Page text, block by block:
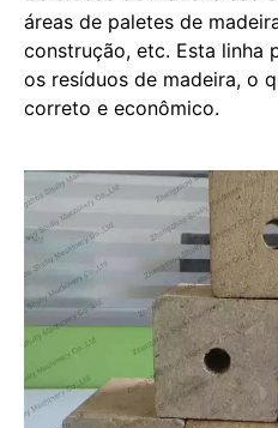
áreas de paletes de
construção, etc. Esta linha
os resíduos de madeira, o
correto e econômico.